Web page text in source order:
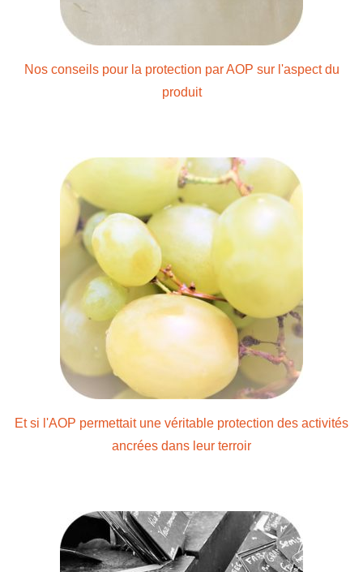
Nos conseils pour la protection par AOP sur l'aspect du
produit
Et si l'AOP permettait une véritable protection des activités
ancrées dans leur terroir